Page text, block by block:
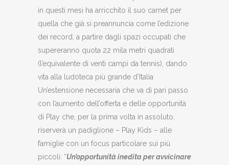
in questi mesi ha arricchito il suo carnet per
quella che già si preannuncia come l’edizione
dei record, a partire dagli spazi occupati che
supereranno quota 22 mila metri quadrati
(l’equivalente di venti campi da tennis), dando
vita alla ludoteca più grande d’Italia
Un’estensione necessaria che va di pari passo
con l’aumento dell’offerta e delle opportunità
di Play che, per la prima volta in assoluto,
riserverà un padiglione – Play Kids – alle
famiglie con un focus particolare sui più
piccoli: “Un’opportunità inedita per avvicinare